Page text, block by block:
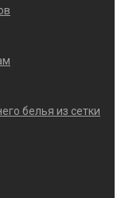
белья из сетки